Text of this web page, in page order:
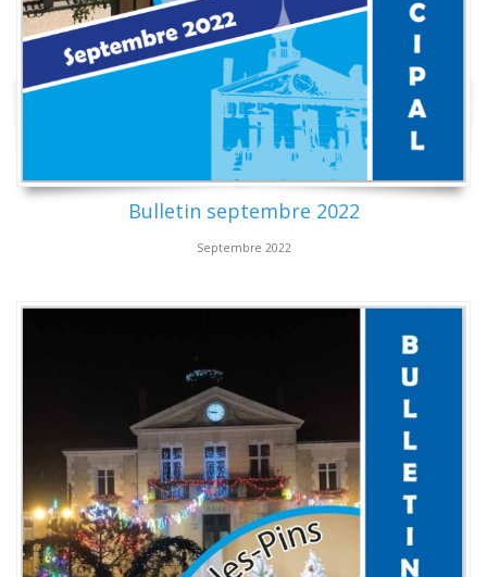
Bulletin septembre 2022
Septembre 2022